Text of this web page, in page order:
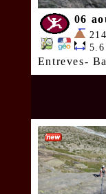
06
Entreves-